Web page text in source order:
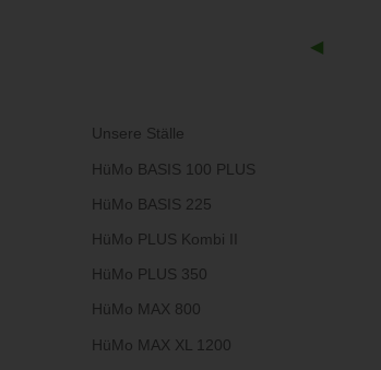
Previous
◀︎
Unsere Ställe
HüMo BASIS 100 PLUS
HüMo BASIS 225
HüMo PLUS Kombi II
HüMo PLUS 350
HüMo MAX 800
HüMo MAX XL 1200